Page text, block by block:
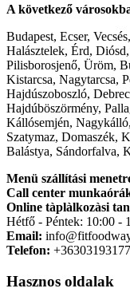
A következő
Budapest, Ecser,
Halásztelek, Érd,
Pilisborosjenő, Üröm,
Kistarcsa, Nagytarcsa,
Hajdúszoboszló,
Hajdúböszörmény,
Kállósemjén,
Szatymaz, Domaszék,
Balástya, Sándorfalva,
Menü szállítási
Call center
Online tàplàlkozàsi
Hétfő - Péntek: 10:00 -
Email:
Telefon: +36303193177
Hasznos oldalak